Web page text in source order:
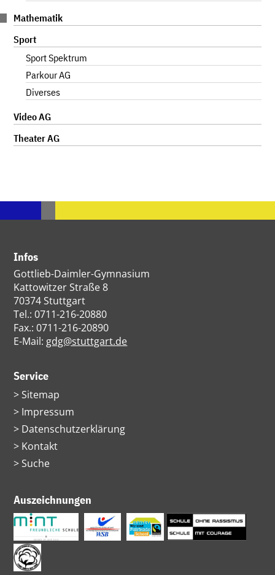
Mathematik
Sport
Sport Spektrum
Parkour AG
Diverses
Video AG
Theater AG
Infos
Gottlieb-Daimler-Gymnasium
Kattowitzer Straße 8
70374 Stuttgart
Tel.: 0711-216-20880
Fax.: 0711-216-20890
E-Mail: gdg@stuttgart.de
Service
Navigation
überspringen
Sitemap
Impressum
Datenschutzerklärung
Kontakt
Suche
Auszeichnungen